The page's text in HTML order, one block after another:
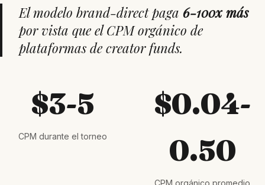
El modelo brand-direct paga 6-100x más
por vista que el CPM orgánico de
plataformas de creator funds.
$3-5
CPM durante el torneo
$0.04-
0.50
CPM orgánico promedio